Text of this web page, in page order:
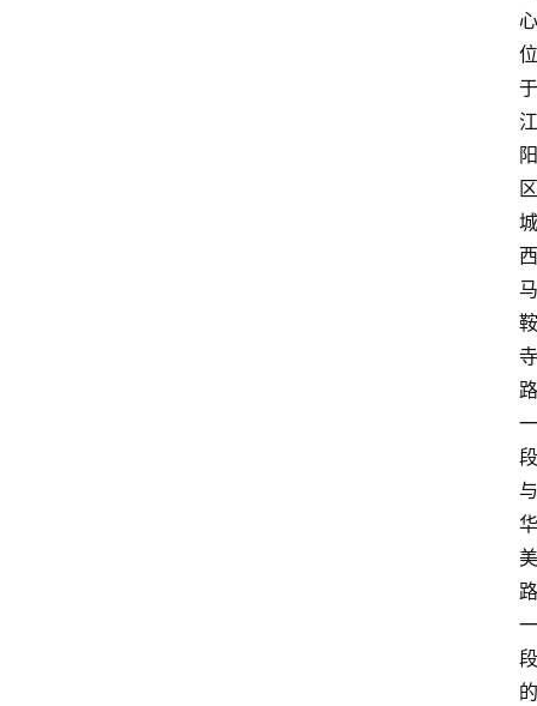
心
位
于
江
阳
区
城
西
马
鞍
寺
路
一
段
与
华
美
路
一
段
的